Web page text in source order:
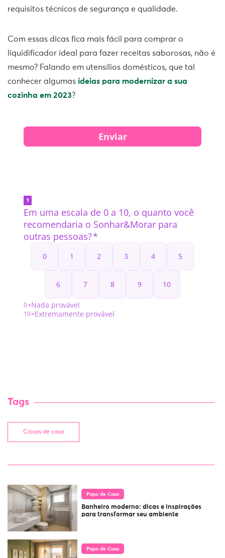
requisitos técnicos de segurança e qualidade.
Com essas dicas fica mais fácil para comprar o
liquidificador ideal para fazer receitas saborosas, não é
mesmo? Falando em utensílios domésticos, que tal
conhecer algumas ideias para modernizar a sua
cozinha em 2023?
Tags
Coisas de casa
Papo de Casa
Banheiro moderno: dicas e inspirações
para transformar seu ambiente
Papo de Casa